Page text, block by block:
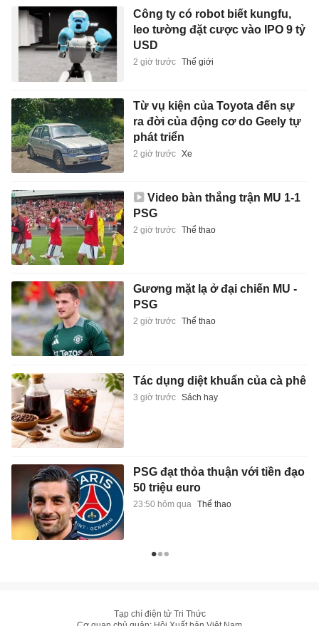
Công ty có robot biết kungfu,
leo tường đặt cược vào IPO 9 tỷ
USD
2 giờ trước Thế giới
Từ vụ kiện của Toyota đến sự
ra đời của động cơ do Geely tự
phát triển
2 giờ trước Xe
Video bàn thắng trận MU 1-1
PSG
2 giờ trước Thể thao
Gương mặt lạ ở đại chiến MU -
PSG
2 giờ trước Thể thao
Tác dụng diệt khuẩn của cà phê
3 giờ trước Sách hay
PSG đạt thỏa thuận với tiền đạo
50 triệu euro
23:50 hôm qua Thể thao
Tạp chí điện tử Tri Thức